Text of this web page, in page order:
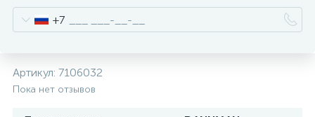
+7
Артикул: 7106032
Пока нет отзывов